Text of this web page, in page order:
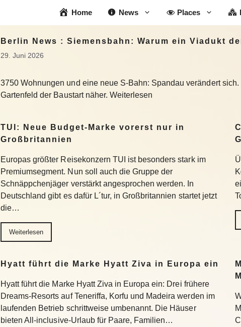
Home News Places
Berlin News : Siemensbahn: Warum ein Viadukt
29. Juni 2026
3750 Wohnungen und eine neue S-Bahn: Spandau verändert
Gartenfeld der Baustart näher. Weiterlesen
TUI: Neue Budget-Marke vorerst nur in
Großbritannien
Europas größter Reisekonzern TUI ist besonders stark im
Premiumsegment. Nun soll auch die Gruppe der
Schnäppchenjäger verstärkt angesprochen werden. In
Deutschland gibt es dafür L´tur, in Großbritannien startet jetzt
die…
Weiterlesen
Hyatt führt die Marke Hyatt Ziva in Europa ein
Hyatt führt die Marke Hyatt Ziva in Europa ein: Drei frühere
Dreams-Resorts auf Teneriffa, Korfu und Madeira werden im
laufenden Betrieb schrittweise umbenannt. Die Häuser
bieten All-inclusive-Urlaub für Paare, Familien…